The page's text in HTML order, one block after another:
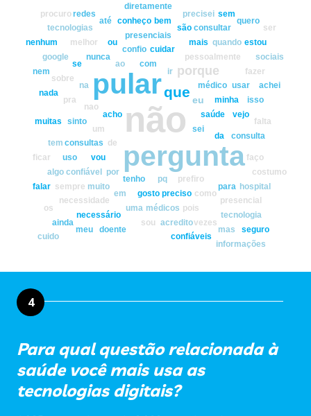
não
pergunta
pularque
porque
eu
sei
acho
de
por
médico
saúde
prefiro
pq
tenho
vou
um
ao com
da
pessoalmente
muito
nunca
minha
nao
ir
para
preciso como
confiável
consultas
gosto
necessidade
em
confio cuidar
melhor
na
sinto
mais
presencial
quando
usar
vejo
pois
médicos
presenciais
se
sempre
uma
uso
ou
pra
tecnologia
consulta
necessário
sobre
tecnologias consultar
estou
fazer
hospital
isso
são
vezes
acredito
ainda
conheço
faço
google
quero
seguro
sou
algo
doente
muitas
procuro
tem
até bem
falta
mas
meu
nada
os
precisei
redes sem
ser
sociais
achei
confiáveis
costumo
cuido
diretamente
falar
ficar
informações
nem
nenhum
4
Para qual questão relacionada à
saúde você mais usa as
tecnologias digitais?